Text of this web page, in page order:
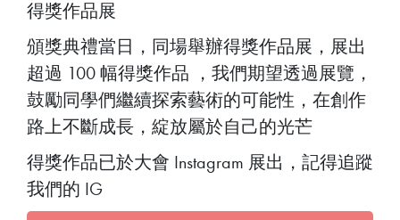
得獎作品展
頒獎典禮當日，同場舉辦得獎作品展，展出
超過 100 幅得獎作品 ，我們期望透過展覽，
鼓勵同學們繼續探索藝術的可能性，在創作
路上不斷成長，綻放屬於自己的光芒
得獎作品已於大會 Instagram 展出，記得追蹤
我們的 IG